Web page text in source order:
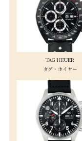
TAG HEUER
タグ・ホイヤー